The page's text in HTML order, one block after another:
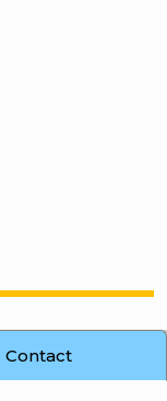
Contact